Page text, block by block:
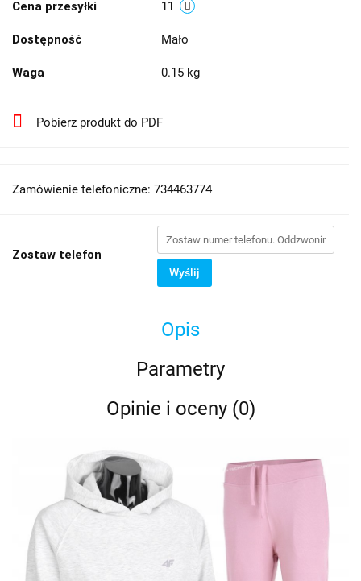
Cena przesyłki 11
Dostępność Mało
Waga 0.15 kg
Pobierz produkt do PDF
Zamówienie telefoniczne: 734463774
Zostaw telefon
Wyślij
Opis
Parametry
Opinie i oceny (0)